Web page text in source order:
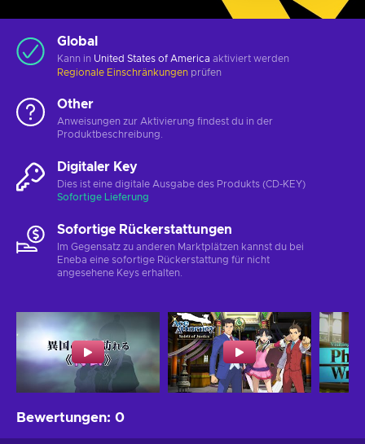
Global
Kann in United States of America aktiviert werden
Regionale Einschränkungen prüfen
Other
Anweisungen zur Aktivierung findest du in der
Produktbeschreibung.
Digitaler Key
Dies ist eine digitale Ausgabe des Produkts (CD-KEY)
Sofortige Lieferung
Sofortige Rückerstattungen
Im Gegensatz zu anderen Marktplätzen kannst du bei
Eneba eine sofortige Rückerstattung für nicht
angesehene Keys erhalten.
Bewertungen: 0